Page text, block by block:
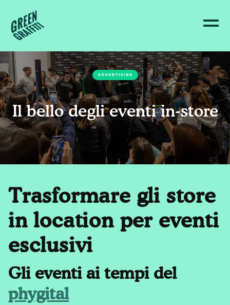
ADVERTISING
Il bello degli eventi in-store
Trasformare gli store
in location per eventi
esclusivi
Gli eventi ai tempi del
phygital